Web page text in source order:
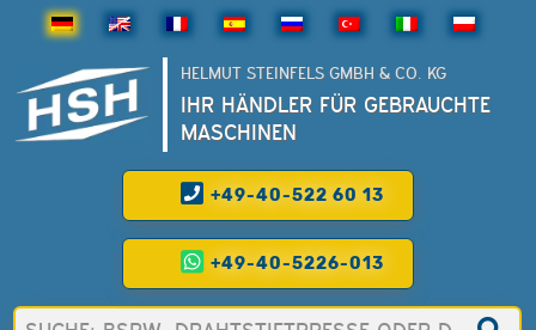
HELMUT STEINFELS GMBH & CO. KG
IHR HÄNDLER FÜR GEBRAUCHTE
MASCHINEN
+49-40-522 60 13
+49-40-5226-013